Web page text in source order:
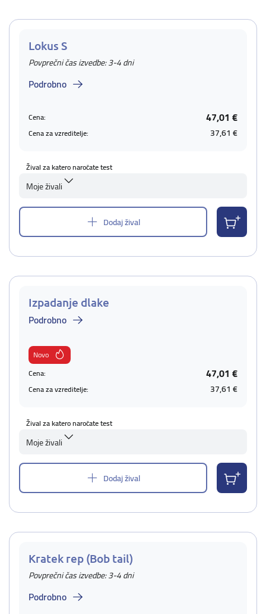
Lokus S
Povprečni čas izvedbe: 3-4 dni
Podrobno
Cena: 47,01 €
Cena za vzreditelje: 37,61 €
Žival za katero naročate test
Moje živali
Dodaj žival
Izpadanje dlake
Podrobno
Novo
Cena:
47,01 €
Cena za vzreditelje: 37,61 €
Žival za katero naročate test
Moje živali
Dodaj žival
Kratek rep (Bob tail)
Povprečni čas izvedbe: 3-4 dni
Podrobno